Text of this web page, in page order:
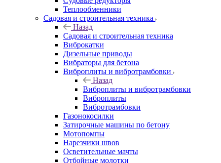
Теплообменники
Садовая и строительная техника
Назад
Садовая и строительная техника
Виброкатки
Дизельные приводы
Вибраторы для бетона
Виброплиты и вибротрамбовки
Назад
Виброплиты и вибротрамбовки
Виброплиты
Вибротрамбовки
Газонокосилки
Затирочные машины по бетону
Мотопомпы
Нарезчики швов
Осветительные мачты
Отбойные молотки